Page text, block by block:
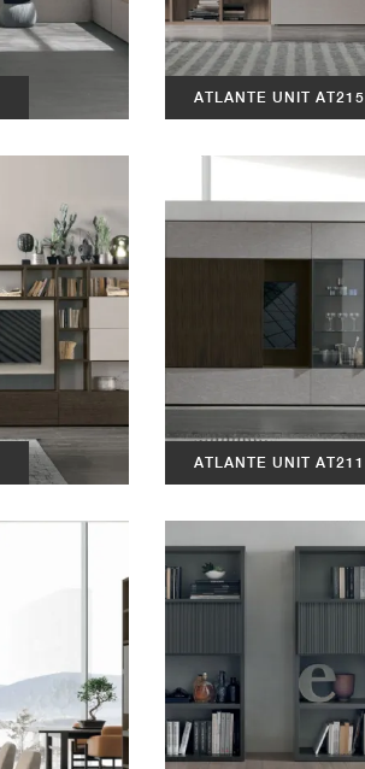
ATLANTE UNIT AT215
ATLANTE UNIT AT211